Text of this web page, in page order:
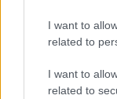
I want to
related to
I want to
related to
καταφέρει να